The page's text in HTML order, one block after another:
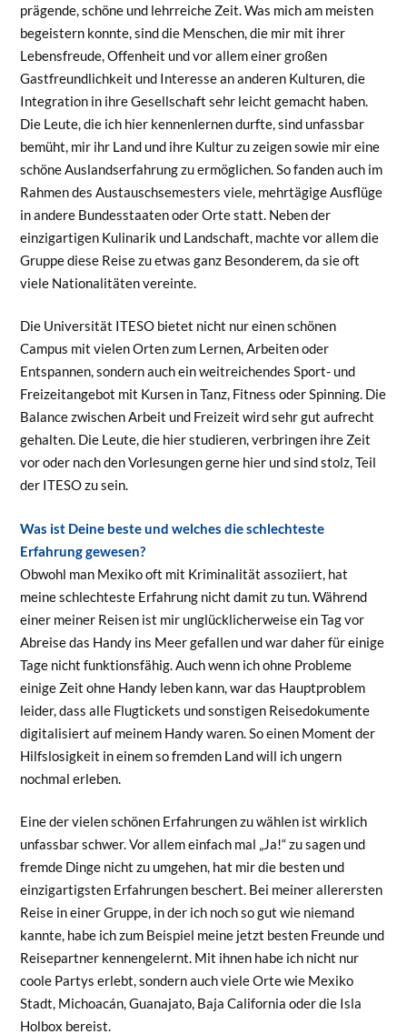
prägende, schöne und lehrreiche Zeit. Was mich am meisten
begeistern konnte, sind die Menschen, die mir mit ihrer
Lebensfreude, Offenheit und vor allem einer großen
Gastfreundlichkeit und Interesse an anderen Kulturen, die
Integration in ihre Gesellschaft sehr leicht gemacht haben.
Die Leute, die ich hier kennenlernen durfte, sind unfassbar
bemüht, mir ihr Land und ihre Kultur zu zeigen sowie mir eine
schöne Auslandserfahrung zu ermöglichen. So fanden auch im
Rahmen des Austauschsemesters viele, mehrtägige Ausflüge
in andere Bundesstaaten oder Orte statt. Neben der
einzigartigen Kulinarik und Landschaft, machte vor allem die
Gruppe diese Reise zu etwas ganz Besonderem, da sie oft
viele Nationalitäten vereinte.
Die Universität ITESO bietet nicht nur einen schönen
Campus mit vielen Orten zum Lernen, Arbeiten oder
Entspannen, sondern auch ein weitreichendes Sport- und
Freizeitangebot mit Kursen in Tanz, Fitness oder Spinning. Die
Balance zwischen Arbeit und Freizeit wird sehr gut aufrecht
gehalten. Die Leute, die hier studieren, verbringen ihre Zeit
vor oder nach den Vorlesungen gerne hier und sind stolz, Teil
der ITESO zu sein.
Was ist Deine beste und welches die schlechteste
Erfahrung gewesen?
Obwohl man Mexiko oft mit Kriminalität assoziiert, hat
meine schlechteste Erfahrung nicht damit zu tun. Während
einer meiner Reisen ist mir unglücklicherweise ein Tag vor
Abreise das Handy ins Meer gefallen und war daher für einige
Tage nicht funktionsfähig. Auch wenn ich ohne Probleme
einige Zeit ohne Handy leben kann, war das Hauptproblem
leider, dass alle Flugtickets und sonstigen Reisedokumente
digitalisiert auf meinem Handy waren. So einen Moment der
Hilfslosigkeit in einem so fremden Land will ich ungern
nochmal erleben.
Eine der vielen schönen Erfahrungen zu wählen ist wirklich
unfassbar schwer. Vor allem einfach mal „Ja!“ zu sagen und
fremde Dinge nicht zu umgehen, hat mir die besten und
einzigartigsten Erfahrungen beschert. Bei meiner allerersten
Reise in einer Gruppe, in der ich noch so gut wie niemand
kannte, habe ich zum Beispiel meine jetzt besten Freunde und
Reisepartner kennengelernt. Mit ihnen habe ich nicht nur
coole Partys erlebt, sondern auch viele Orte wie Mexiko
Stadt, Michoacán, Guanajato, Baja California oder die Isla
Holbox bereist.